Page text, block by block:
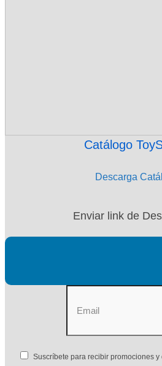
Catálogo
Descarga
Enviar link de
Suscríbete para recibir promociones